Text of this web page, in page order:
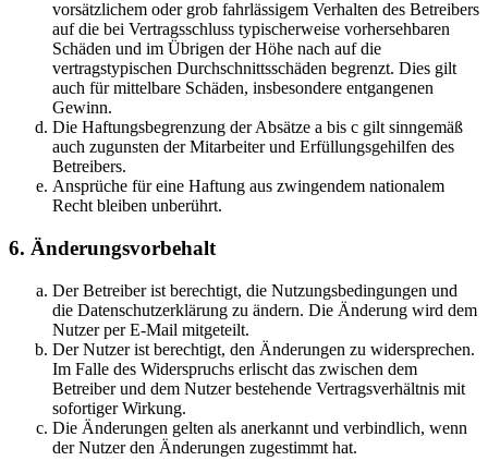
vorsätzlichem oder grob fahrlässigem Verhalten des Betreibers
auf die bei Vertragsschluss typischerweise vorhersehbaren
Schäden und im Übrigen der Höhe nach auf die
vertragstypischen Durchschnittsschäden begrenzt. Dies gilt
auch für mittelbare Schäden, insbesondere entgangenen
Gewinn.
Die Haftungsbegrenzung der Absätze a bis c gilt sinngemäß
auch zugunsten der Mitarbeiter und Erfüllungsgehilfen des
Betreibers.
Ansprüche für eine Haftung aus zwingendem nationalem
Recht bleiben unberührt.
6. Änderungsvorbehalt
Der Betreiber ist berechtigt, die Nutzungsbedingungen und
die Datenschutzerklärung zu ändern. Die Änderung wird dem
Nutzer per E-Mail mitgeteilt.
Der Nutzer ist berechtigt, den Änderungen zu widersprechen.
Im Falle des Widerspruchs erlischt das zwischen dem
Betreiber und dem Nutzer bestehende Vertragsverhältnis mit
sofortiger Wirkung.
Die Änderungen gelten als anerkannt und verbindlich, wenn
der Nutzer den Änderungen zugestimmt hat.